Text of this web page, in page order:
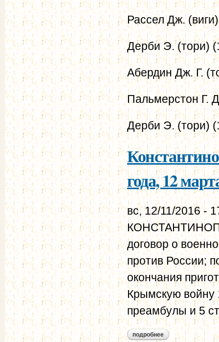
Рассел Дж.
Дерби Э. (тори)
Абердин Дж. Г.
Пальмерстон Г.
Дерби Э. (тори)
года, 12
вс, 12/11/2016 -
договор о
против России;
окончания
Крымскую войну
преамбулы и 5
подробнее о